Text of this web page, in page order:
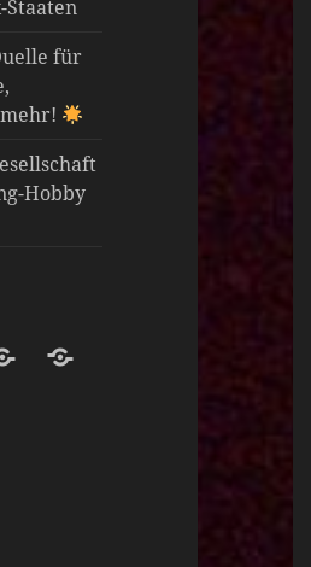
für
Hobby
Carrabelloy